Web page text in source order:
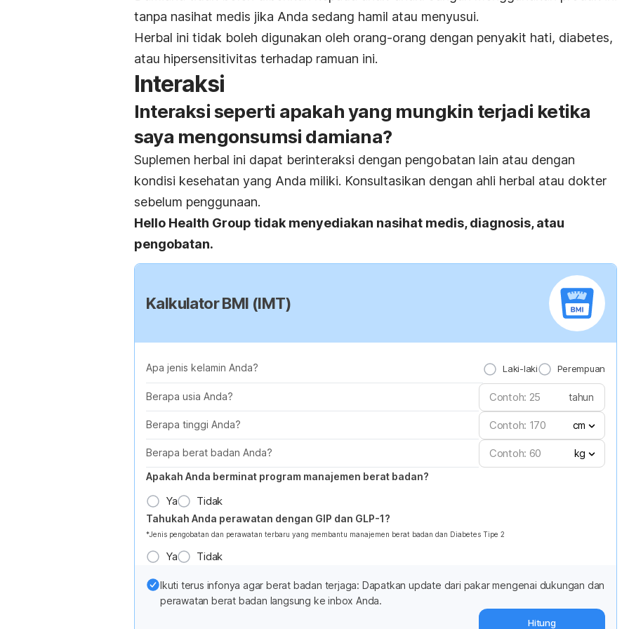
tanpa nasihat medis jika Anda sedang hamil atau menyusui.
Herbal ini tidak boleh digunakan oleh orang-orang dengan penyakit hati, diabetes,
atau hipersensitivitas terhadap ramuan ini.
Interaksi
Interaksi seperti apakah yang mungkin terjadi ketika
saya mengonsumsi damiana?
Suplemen herbal ini dapat berinteraksi dengan pengobatan lain atau dengan
kondisi kesehatan yang Anda miliki. Konsultasikan dengan ahli herbal atau dokter
sebelum penggunaan.
Hello Health Group tidak menyediakan nasihat medis, diagnosis, atau
pengobatan.
Kalkulator BMI (IMT)
Apa jenis kelamin Anda? Laki-laki Perempuan
Berapa usia Anda? tahun
Berapa tinggi Anda? cm
Berapa berat badan Anda?
kg
Apakah Anda berminat program manajemen berat badan?
Ya Tidak
Tahukah Anda perawatan dengan GIP dan GLP-1?
*Jenis pengobatan dan perawatan terbaru yang membantu manajemen berat badan dan Diabetes Tipe 2
Ya Tidak
Ikuti terus infonya agar berat badan terjaga: Dapatkan update dari pakar mengenai dukungan dan
perawatan berat badan langsung ke inbox Anda.
Hitung